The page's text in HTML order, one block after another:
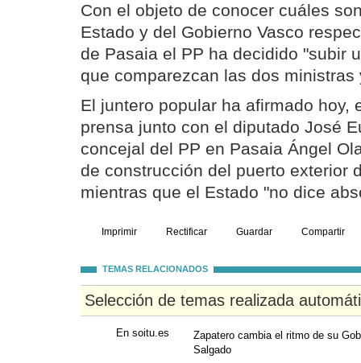
Con el objeto de conocer cuáles
Estado y del Gobierno Vasco
de Pasaia el PP ha decidido "subir
que comparezcan las dos
El juntero popular ha afirmado hoy,
prensa junto con el diputado José
concejal del PP en Pasaia Ángel
de construcción del puerto exterior
mientras que el Estado "no dice
Imprimir Rectificar Guardar Compartir
TEMAS RELACIONADOS
Selección de temas realizada
En soitu.es
Zapatero cambia el ritmo de su
Salgado